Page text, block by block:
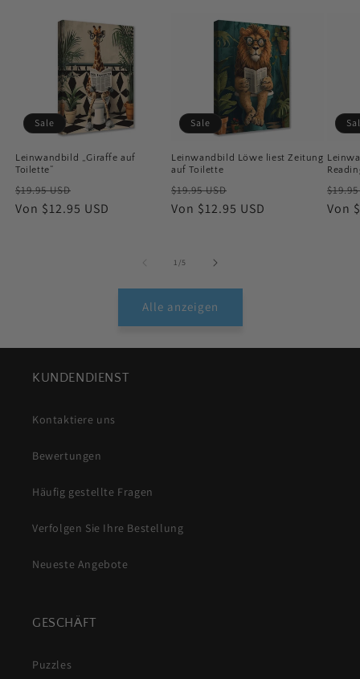
Sale
Leinwandbild „Giraffe auf
Toilette“
Normaler
Preis
$19.95 USD
Von $12.95 USD
Sale
Leinwandbild Löwe liest Zeitung
auf Toilette
Normaler
Preis
$19.95 USD
Von $12.95 USD
Preis
Von
1 /von
5
Alle anzeigen
KUNDENDIENST
Kontaktiere uns
Bewertungen
Häufig gestellte Fragen
Verfolgen Sie Ihre Bestellung
Neueste Angebote
GESCHÄFT
Puzzles